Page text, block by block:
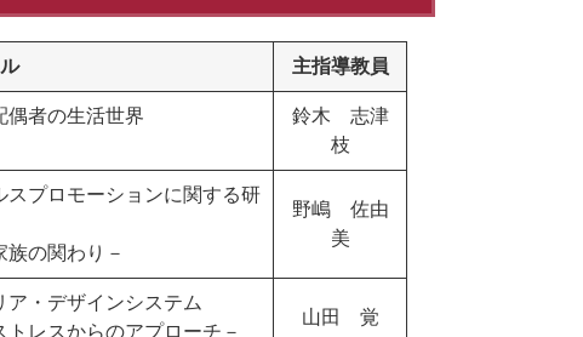
主指導教員
偶者の生活世界
鈴木 志津
枝
プロモーションに関する研
族の関わり－
野嶋 佐由
美
・デザインシステム
レスからのアプローチ－
山田 覚